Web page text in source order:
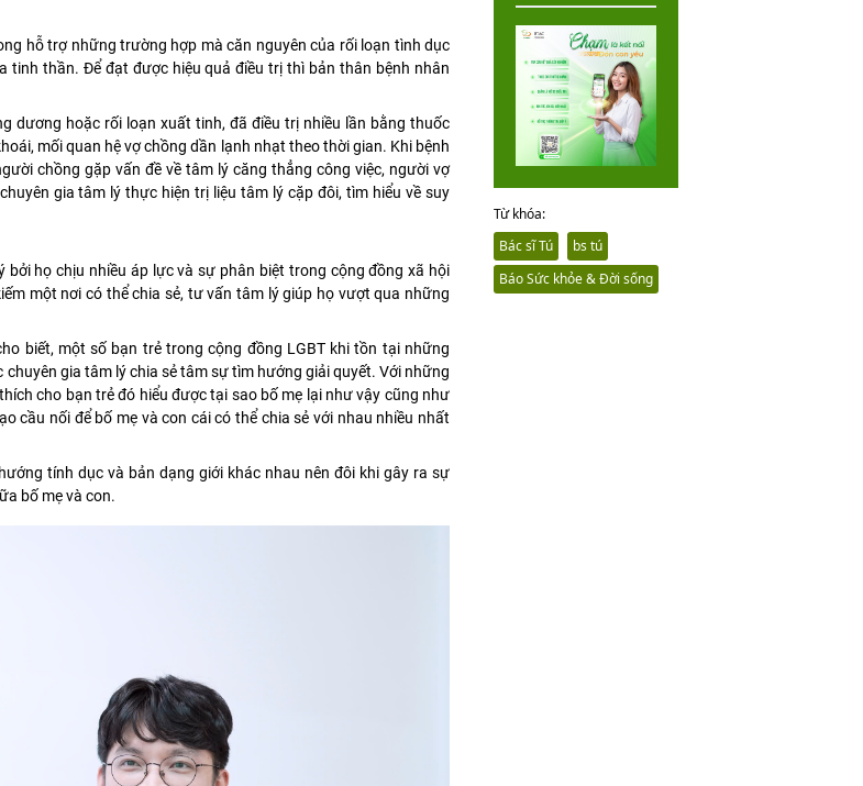
hỗ trợ những trường hợp mà căn nguyên của rối loạn tình dục
tinh thần. Để đạt được hiệu quả điều trị thì bản thân bệnh nhân
dương hoặc rối loạn xuất tinh, đã điều trị nhiều lần bằng thuốc
mối quan hệ vợ chồng dần lạnh nhạt theo thời gian. Khi bệnh
chồng gặp vấn đề về tâm lý căng thẳng công việc, người vợ
gia tâm lý thực hiện trị liệu tâm lý cặp đôi, tìm hiểu về suy
họ chịu nhiều áp lực và sự phân biệt trong cộng đồng xã hội
một nơi có thể chia sẻ, tư vấn tâm lý giúp họ vượt qua những
biết, một số bạn trẻ trong cộng đồng LGBT khi tồn tại những
gia tâm lý chia sẻ tâm sự tìm hướng giải quyết. Với những
cho bạn trẻ đó hiểu được tại sao bố mẹ lại như vậy cũng như
cầu nối để bố mẹ và con cái có thể chia sẻ với nhau nhiều nhất
tính dục và bản dạng giới khác nhau nên đôi khi gây ra sự
bố mẹ và con.
Từ khóa:
Bác sĩ Tú
bs tú
Báo Sức khỏe & Đời sống